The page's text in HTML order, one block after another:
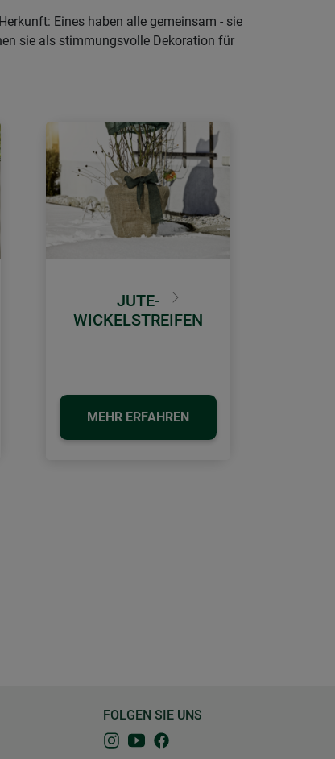
Eines haben alle gemeinsam - sie
sie als stimmungsvolle Dekoration für
JUTE-
WICKELSTREIFEN
MEHR ERFAHREN
Weiter
FOLGEN SIE UNS